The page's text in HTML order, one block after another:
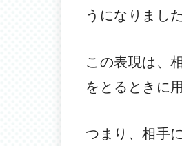
うになりました
この表現は、
をとるときに
つまり、相手